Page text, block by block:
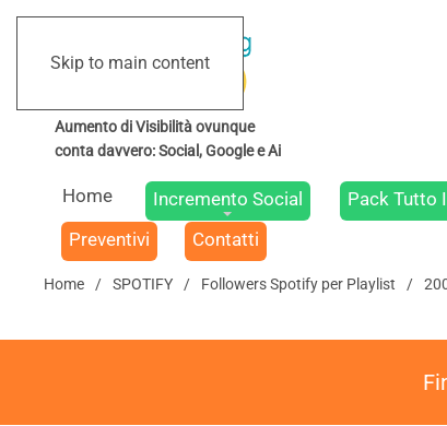
Skip to main content
Home Incremento Social Pack Tutto
Preventivi
Contatti
Home SPOTIFY Followers Spotify per Playlist